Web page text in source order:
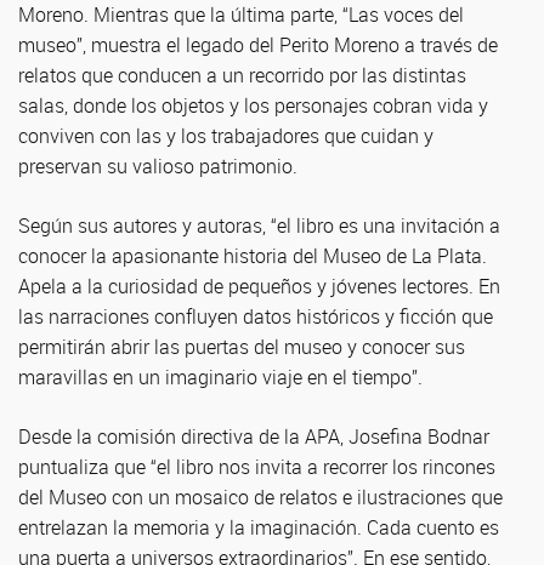
Moreno. Mientras que la última parte, “Las voces del
museo”, muestra el legado del Perito Moreno a través de
relatos que conducen a un recorrido por las distintas
salas, donde los objetos y los personajes cobran vida y
conviven con las y los trabajadores que cuidan y
preservan su valioso patrimonio.
Según sus autores y autoras, “el libro es una invitación a
conocer la apasionante historia del Museo de La Plata.
Apela a la curiosidad de pequeños y jóvenes lectores. En
las narraciones confluyen datos históricos y ficción que
permitirán abrir las puertas del museo y conocer sus
maravillas en un imaginario viaje en el tiempo”.
Desde la comisión directiva de la APA, Josefina Bodnar
puntualiza que “el libro nos invita a recorrer los rincones
del Museo con un mosaico de relatos e ilustraciones que
entrelazan la memoria y la imaginación. Cada cuento es
una puerta a universos extraordinarios”. En ese sentido,